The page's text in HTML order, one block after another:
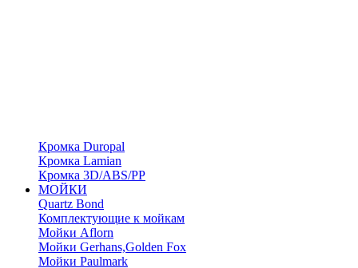
Кромка Duropal
Кромка Lamian
Кромка 3D/ABS/PP
МОЙКИ
Quartz Bond
Комплектующие к мойкам
Мойки Aflorn
Мойки Gerhans,Golden Fox
Мойки Paulmark